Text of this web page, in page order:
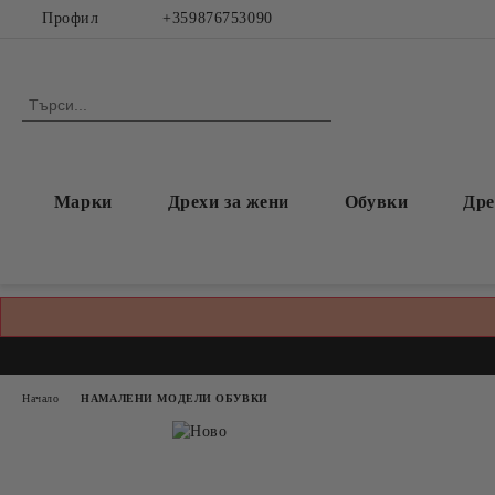
Профил +359876753090
Марки Дрехи за жени Обувки
Начало НАМАЛЕНИ МОДЕЛИ ОБУВКИ